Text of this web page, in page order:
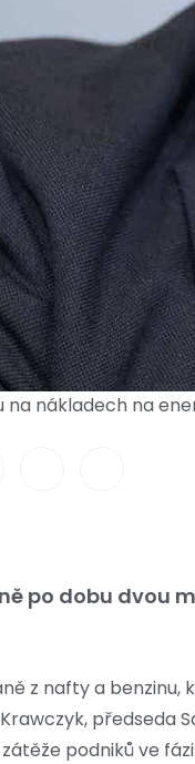
na nákladech na
po dobu dvou
z nafty a
předseda
podniků ve